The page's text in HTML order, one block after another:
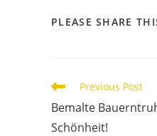
PLEASE SHARE
Previous Post
Bemalte
Schönheit!